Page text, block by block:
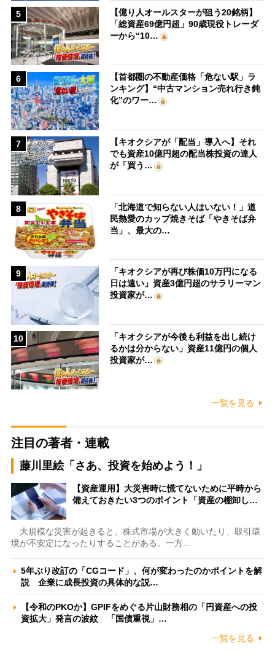
5
【億り人オールスターが狙う20銘柄】
「総資産69億円超」90歳現役トレーダ
ーから“10…
6
【首都圏の不動産価格「危ない駅」ラ
ンキング】“中古マンション売れ行き鈍
化”のワー…
7
【キオクシアが「配当」導入へ】それ
でも資産10億円超の配当株投資の達人
が「買う…
8
「北海道で知らない人はいない！」道
民熱愛のカップ焼きそば「やきそば弁
当」、最大の…
9
「キオクシアが再び株価10万円になる
日は遠い」資産3億円超のサラリーマン
投資家が…
10
「キオクシアが今後も利益を出し続け
るかは分からない」資産11億円の個人
投資家が…
一覧を見る
注目の著者・連載
藤川里絵「さあ、投資を始めよう！」
【資産運用】大災害時に慌てないために平時から
備えておきたい3つのポイント「資産の棚卸し…
大規模な災害が起きると、株式市場が大きく動いたり、取引環
境が不安定になったりすることがある。一方…
5年ぶり改訂の「CGコード」、何が変わったのかポイントを解
説 企業に成長投資の具体的な説…
【令和のPKOか】GPIFをめぐる片山財務相の「円資産への投
資拡大」発言の波紋 「国債重視」…
一覧を見る